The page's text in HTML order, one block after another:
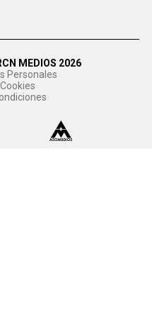
MEDIOS 2026
Personales